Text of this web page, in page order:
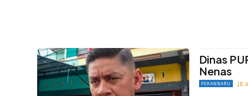
Dinas
Nenas
PEKANBARU 18